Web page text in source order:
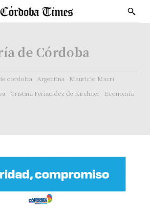
de Córdoba
cordoba Argentina
Mauricio Macri
Cristina Fernandez de Kirchner
Economía